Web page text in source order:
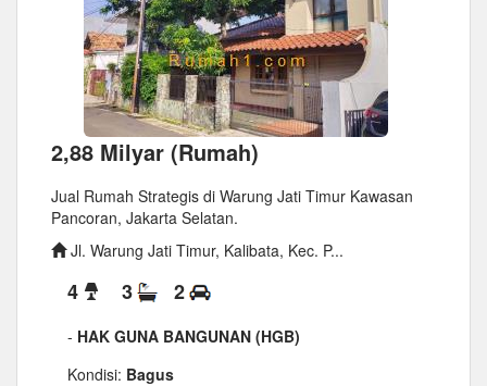
2,88 Milyar (Rumah)
Jual Rumah Strategis di Warung Jati Timur Kawasan
Pancoran, Jakarta Selatan.
Jl. Warung Jati Timur, Kalibata, Kec. P...
4 3 2
- HAK GUNA BANGUNAN (HGB)
Kondisi: Bagus